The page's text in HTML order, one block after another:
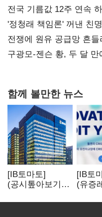
사과부터"
전국 기름값 12주 연속
'정청래 책임론' 꺼낸 친
때리기
전쟁에 원유 공급망 흔
핵심으로 재부상
구광모-젠슨 황, 두 달
함께 볼만한 뉴스
[IB토마토]
(공시톺아보기)
바로 매출로
[IB토
(유증
3분의